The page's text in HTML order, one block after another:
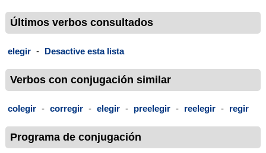
Últimos verbos consultados
elegir - Desactive esta lista
Verbos con conjugación similar
colegir - corregir - elegir - preelegir - reelegir - regir
Programa de conjugación